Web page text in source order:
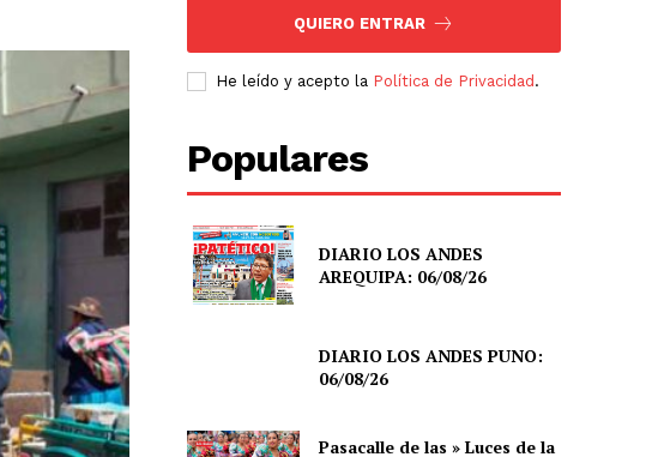
QUIERO ENTRAR
He leído y acepto la Política de Privacidad .
Populares
DIARIO LOS ANDES
AREQUIPA: 06/08/26
DIARIO LOS ANDES PUNO:
06/08/26
Pasacalle de las » Luces de la